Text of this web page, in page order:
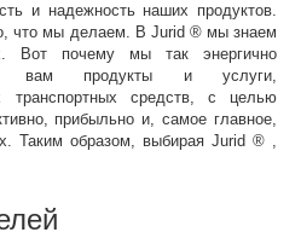
и надежность наших продуктов.
что мы делаем. В Jurid ® мы знаем
Вот почему мы так энергично
вам продукты и услуги,
транспортных средств, с целью
прибыльно и, самое главное,
Таким образом, выбирая Jurid ® ,